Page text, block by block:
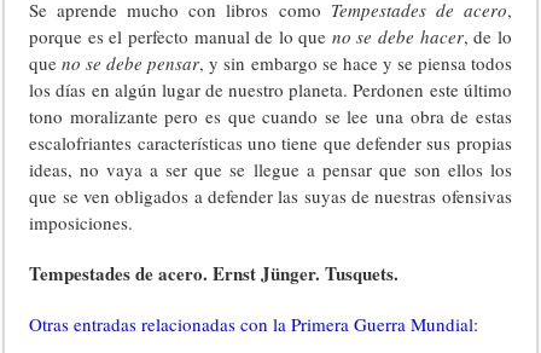
Se aprende mucho con libros como Tempestades de acero,
porque es el perfecto manual de lo que no se debe hacer, de lo
queno se debe pensar, y sin embargo se hace y se piensa todos
los días en algún lugar de nuestro planeta. Perdonen este último
tono moralizante pero es que cuando se lee una obra de estas
escalofriantes características uno tiene que defender sus propias
ideas, no vaya a ser que se llegue a pensar que son ellos los
que se ven obligados a defender las suyas de nuestras ofensivas
imposiciones.
Tempestades de acero. Ernst Jünger. Tusquets.
Otras entradas relacionadas con la Primera Guerra Mundial: